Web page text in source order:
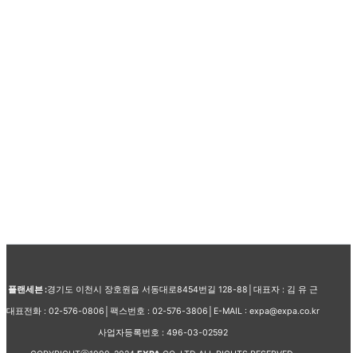
플랜세븐 :경기도 이천시 장호원읍 서동대로8454번길 128-88│대표자 : 김 유 근
대표전화 : 02-576-0806│팩스번호 : 02-576-3806│E-MAIL : expa@expa.co.kr
사업자등록번호 : 496-03-02592